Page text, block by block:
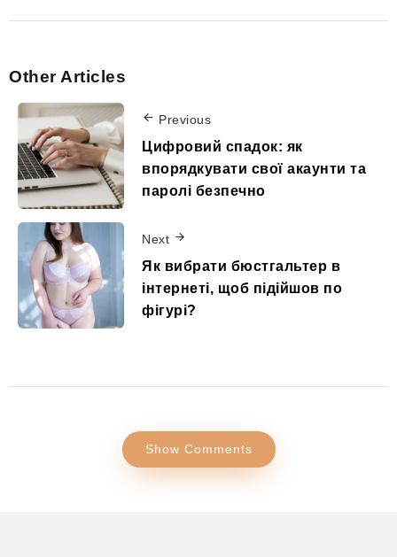
Other Articles
Previous
Цифровий спадок: як
впорядкувати свої акаунти та
паролі безпечно
Next
Як вибрати бюстгальтер в
інтернеті, щоб підійшов по
фігурі?
Show Comments